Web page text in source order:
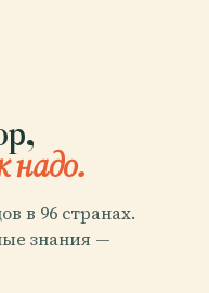
надо.
в 96 странах.
знания —